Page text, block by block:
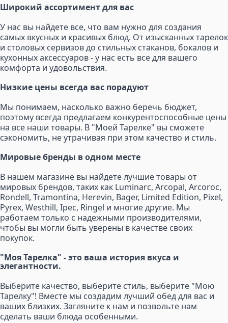
Широкий ассортимент для вас
У нас вы найдете все, что вам нужно для создания
самых вкусных и красивых блюд. От изысканных тарелок
и столовых сервизов до стильных стаканов, бокалов и
кухонных аксессуаров - у нас есть все для вашего
комфорта и удовольствия.
Низкие цены всегда вас порадуют
Мы понимаем, насколько важно беречь бюджет,
поэтому всегда предлагаем конкурентоспособные цены
на все наши товары. В "Моей Тарелке" вы сможете
сэкономить, не утрачивая при этом качество и стиль.
Мировые бренды в одном месте
В нашем магазине вы найдете лучшие товары от
мировых брендов, таких как Luminarc, Arcopal, Arcoroc,
Rondell, Tramontina, Herevin, Bager, Limited Edition, Pixel,
Pyrex, Westhill, Ipec, Ringel и многие другие. Мы
работаем только с надежными производителями,
чтобы вы могли быть уверены в качестве своих
покупок.
"Моя Тарелка" - это ваша история вкуса и
элегантности.
Выберите качество, выберите стиль, выберите "Мою
Тарелку"! Вместе мы создадим лучший обед для вас и
ваших близких. Загляните к нам и позвольте нам
сделать ваши блюда особенными.